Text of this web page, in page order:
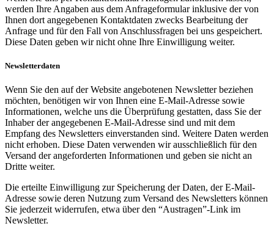
werden Ihre Angaben aus dem Anfrageformular inklusive der von
Ihnen dort angegebenen Kontaktdaten zwecks Bearbeitung der
Anfrage und für den Fall von Anschlussfragen bei uns gespeichert.
Diese Daten geben wir nicht ohne Ihre Einwilligung weiter.
Newsletterdaten
Wenn Sie den auf der Website angebotenen Newsletter beziehen
möchten, benötigen wir von Ihnen eine E-Mail-Adresse sowie
Informationen, welche uns die Überprüfung gestatten, dass Sie der
Inhaber der angegebenen E-Mail-Adresse sind und mit dem
Empfang des Newsletters einverstanden sind. Weitere Daten werden
nicht erhoben. Diese Daten verwenden wir ausschließlich für den
Versand der angeforderten Informationen und geben sie nicht an
Dritte weiter.
Die erteilte Einwilligung zur Speicherung der Daten, der E-Mail-
Adresse sowie deren Nutzung zum Versand des Newsletters können
Sie jederzeit widerrufen, etwa über den “Austragen”-Link im
Newsletter.